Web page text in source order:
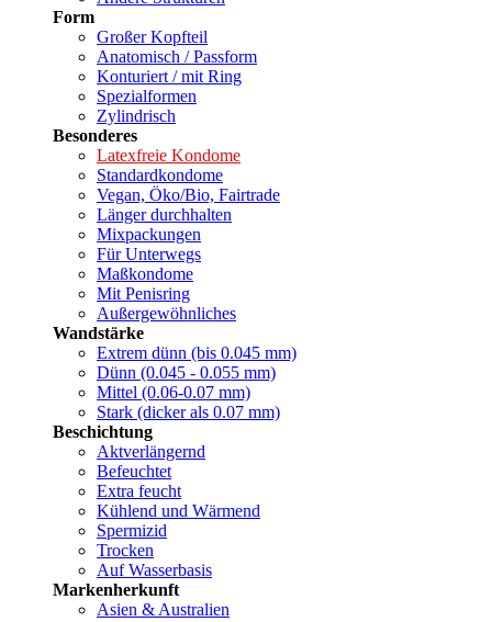
Form
Großer Kopfteil
Anatomisch / Passform
Konturiert / mit Ring
Spezialformen
Zylindrisch
Besonderes
Latexfreie Kondome
Standardkondome
Vegan, Öko/Bio, Fairtrade
Länger durchhalten
Mixpackungen
Für Unterwegs
Maßkondome
Mit Penisring
Außergewöhnliches
Wandstärke
Extrem dünn (bis 0.045 mm)
Dünn (0.045 - 0.055 mm)
Mittel (0.06-0.07 mm)
Stark (dicker als 0.07 mm)
Beschichtung
Aktverlängernd
Befeuchtet
Extra feucht
Kühlend und Wärmend
Spermizid
Trocken
Auf Wasserbasis
Markenherkunft
Asien & Australien